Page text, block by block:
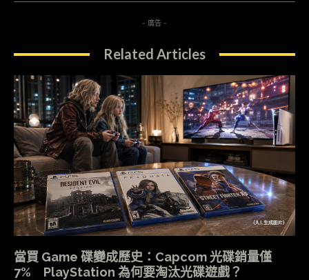
- 廣告 -
Related Articles
當買 Game 碟變成歷史：Capcom 光碟銷量僅
7% PlayStation 為何要淘汰光碟遊戲？